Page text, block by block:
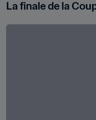
La finale de la